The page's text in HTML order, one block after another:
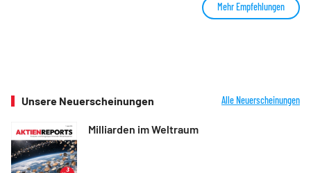
Mehr Empfehlungen
Unsere Neuerscheinungen Alle Neuerscheinungen
Milliarden im Weltraum